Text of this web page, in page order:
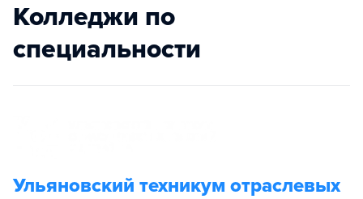
Колледжи по
специальности
Ульяновский техникум отраслевых